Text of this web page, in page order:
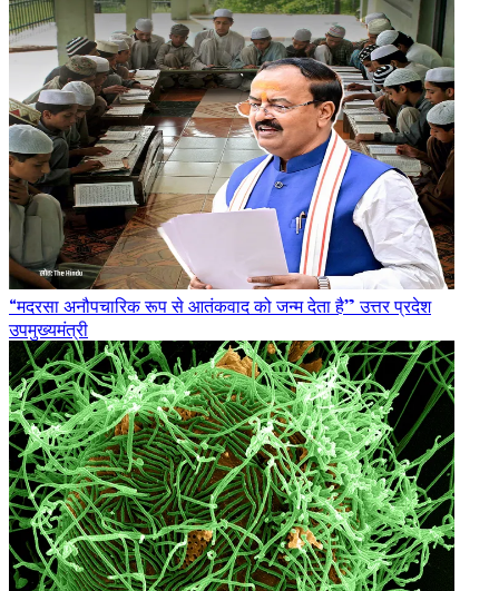
“मदरसा अनौपचारिक रूप से आतंकवाद को जन्म देता है” उत्तर प्रदेश
उपमुख्यमंत्री